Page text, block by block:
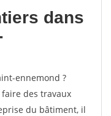
dans
ennemond ?
des travaux
du bâtiment, il